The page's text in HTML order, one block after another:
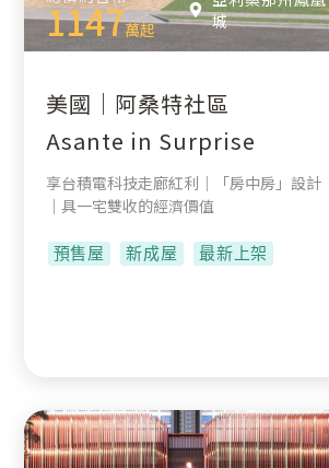
1147萬起
城
美國｜阿桑特社區
Asante in Surprise
享台積電科技走廊紅利｜「房中房」設計
｜具一宅雙收的經濟價值
預售屋 新成屋 最新上架